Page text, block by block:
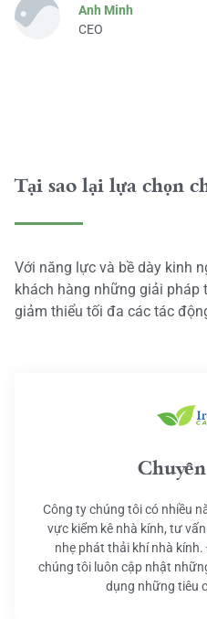
Anh Minh
CEO
Tại sao lại lựa chọn
Với năng lực và bề dày kinh
khách hàng những giải
giảm thiểu tối đa các tác
Công ty chúng tôi có nhiều
vực kiểm kê nhà kính, tư
nhẹ phát thải khí nhà
chúng tôi luôn cập nhật
dụng những tiêu